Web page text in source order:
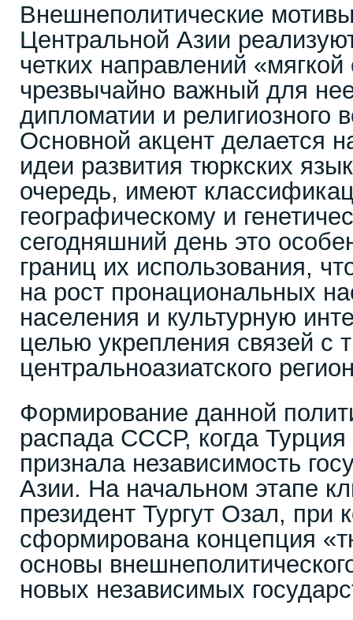
Внешнеполитические
Центральной Азии
четких направлений
чрезвычайно важный для
дипломатии и религиозного
Основной акцент делается
идеи развития тюркских
очередь, имеют
географическому и
сегодняшний день это
границ их использования,
на рост пронациональных
населения и культурную
целью укрепления связей с
центральноазиатского
Формирование данной
распада СССР, когда
признала независимость
Азии. На начальном этапе
президент Тургут Озал, при
сформирована концепция
основы
новых независимых